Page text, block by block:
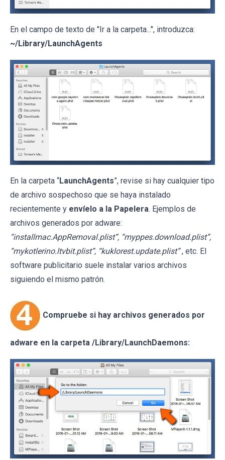
En el campo de texto de "Ir a la carpeta...", introduzca:
~/Library/LaunchAgents
En la carpeta “LaunchAgents”, revise si hay cualquier tipo
de archivo sospechoso que se haya instalado
recientemente y envíelo a la Papelera. Ejemplos de
archivos generados por adware:
“installmac.AppRemoval.plist”, “myppes.download.plist”,
“mykotlerino.ltvbit.plist”, “kuklorest.update.plist” , etc. El
software publicitario suele instalar varios archivos
siguiendo el mismo patrón.
Compruebe si hay archivos generados por
adware en la carpeta /Library/LaunchDaemons: